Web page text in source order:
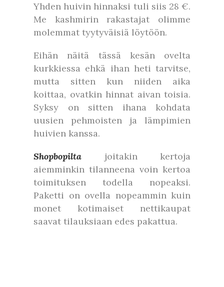
Yhden huivin hinnaksi tuli siis 28 €.
Me kashmirin rakastajat olimme
molemmat tyytyväisiä löytöön.
Eihän näitä tässä kesän ovelta
kurkkiessa ehkä ihan heti tarvitse,
mutta sitten kun niiden aika
koittaa, ovatkin hinnat aivan toisia.
Syksy on sitten ihana kohdata
uusien pehmoisten ja lämpimien
huivien kanssa.
Shopbopilta joitakin kertoja
aiemminkin tilanneena voin kertoa
toimituksen todella nopeaksi.
Paketti on ovella nopeammin kuin
monet kotimaiset nettikaupat
saavat tilauksiaan edes pakattua.